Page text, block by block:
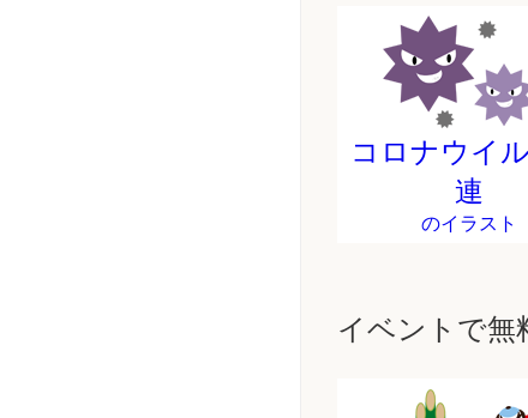
コロナウイ
連
のイラスト
イベントで無